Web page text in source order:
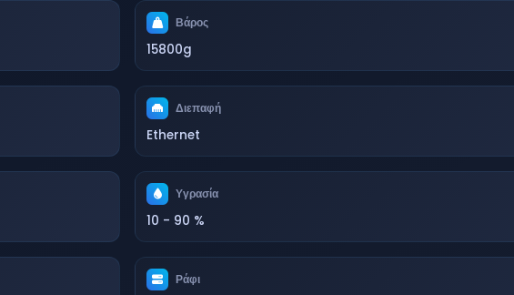
Βάρος
15800g
Διεπαφή
Ethernet
Υγρασία
10 - 90 %
Ράφι